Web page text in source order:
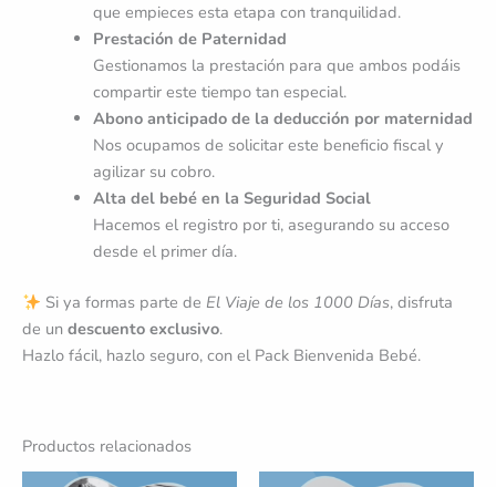
que empieces esta etapa con tranquilidad.
Prestación de Paternidad
Gestionamos la prestación para que ambos podáis
compartir este tiempo tan especial.
Abono anticipado de la deducción por maternidad
Nos ocupamos de solicitar este beneficio fiscal y
agilizar su cobro.
Alta del bebé en la Seguridad Social
Hacemos el registro por ti, asegurando su acceso
desde el primer día.
Si ya formas parte de El Viaje de los 1000 Días, disfruta
de un descuento exclusivo.
Hazlo fácil, hazlo seguro, con el Pack Bienvenida Bebé.
Productos relacionados
El
El
El